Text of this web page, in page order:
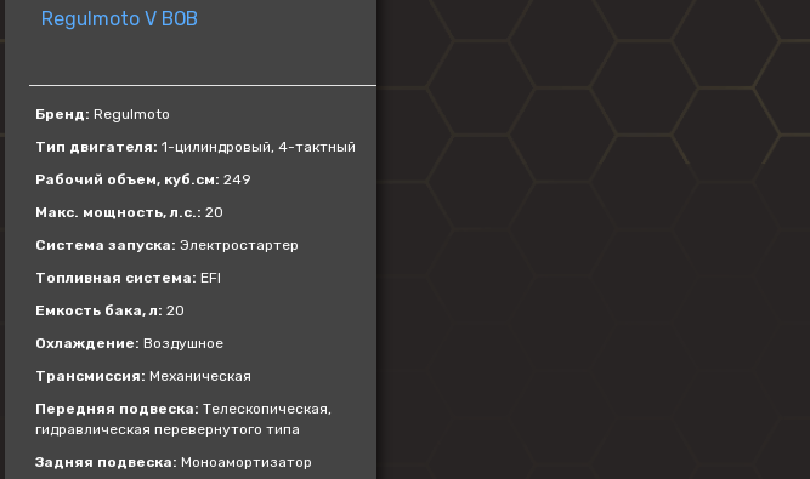
Gladiator
Regulmoto
Regulmoto V BOB
Бренд: Regulmoto
Тип двигателя: 1-цилиндровый, 4-тактный
Рабочий объем, куб.см: 249
Макс. мощность, л.с.: 20
Система запуска: Электростартер
Топливная система: EFI
Емкость бака, л: 20
Охлаждение: Воздушное
Трансмиссия: Механическая
Передняя подвеска: Телескопическая,
гидравлическая перевернутого типа
Задняя подвеска: Моноамортизатор